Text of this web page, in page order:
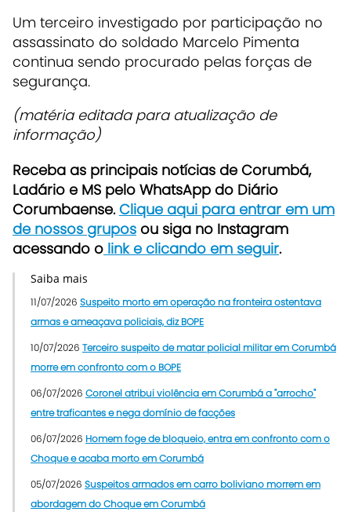
Um terceiro investigado por participação no
assassinato do soldado Marcelo Pimenta
continua sendo procurado pelas forças de
segurança.
(matéria editada para atualização de
informação)
Receba as principais notícias de Corumbá,
Ladário e MS pelo WhatsApp do Diário
Corumbaense.Clique aqui para entrar em um
de nossos grupos ou siga no Instagram
acessando o link e clicando em seguir.
Saiba mais
11/07/2026 Suspeito morto em operação na fronteira ostentava
armas e ameaçava policiais, diz BOPE
10/07/2026 Terceiro suspeito de matar policial militar em Corumbá
morre em confronto com o BOPE
06/07/2026 Coronel atribui violência em Corumbá a "arrocho"
entre traficantes e nega domínio de facções
06/07/2026 Homem foge de bloqueio, entra em confronto com o
Choque e acaba morto em Corumbá
05/07/2026 Suspeitos armados em carro boliviano morrem em
abordagem do Choque em Corumbá